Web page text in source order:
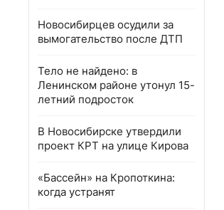
Новосибирцев осудили за
вымогательство после ДТП
Тело не найдено: в
Ленинском районе утонул 15-
летний подросток
В Новосибирске утвердили
проект КРТ на улице Кирова
«Бассейн» на Кропоткина:
когда устранят